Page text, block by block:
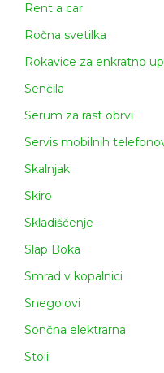
Rent a car
Ročna svetilka
Rokavice za enkratno
Senčila
Serum za rast obrvi
Servis mobilnih
Skalnjak
Skiro
Skladiščenje
Slap Boka
Smrad v kopalnici
Snegolovi
Sončna elektrarna
Stoli